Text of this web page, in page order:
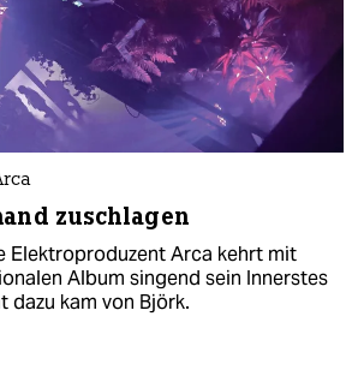
zuschlagen
Elektroproduzent Arca kehrt mit
Album singend sein Innerstes
dazu kam von Björk.